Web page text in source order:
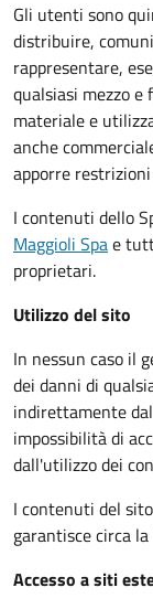
Gli utenti sono
distribuire,
rappresentare,
qualsiasi mezzo
materiale e
anche
apporre
I contenuti dello
Maggioli Spae
proprietari.
Utilizzo del sito
In nessun caso il
dei danni di
indirettamente
impossibilità di
dall'utilizzo dei
I contenuti del
garantisce circa
Accesso a siti